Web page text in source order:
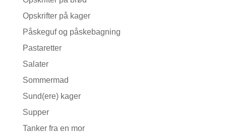
Opskrifter på kager
Påskeguf og påskebagning
Pastaretter
Salater
Sommermad
Sund(ere) kager
Supper
Tanker fra en mor